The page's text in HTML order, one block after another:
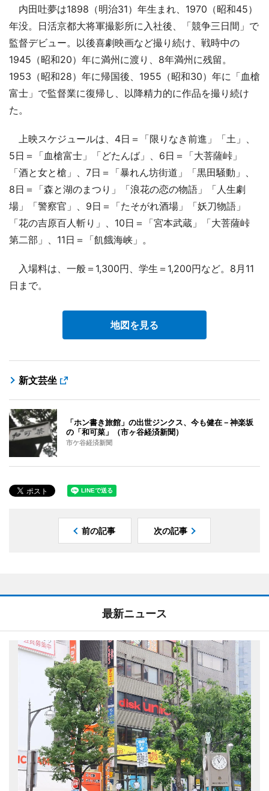
内田吐夢は1898（明治31）年生まれ、1970（昭和45）
年没。日活京都大将軍撮影所に入社後、「競争三日間」で
監督デビュー。以後喜劇映画など撮り続け、戦時中の
1945（昭和20）年に満州に渡り、8年満州に残留。
1953（昭和28）年に帰国後、1955（昭和30）年に「血槍
富士」で監督業に復帰し、以降精力的に作品を撮り続け
た。
上映スケジュールは、4日＝「限りなき前進」「土」、
5日＝「血槍富士」「どたんば」、6日＝「大菩薩峠」
「酒と女と槍」、7日＝「暴れん坊街道」「黒田騒動」、
8日＝「森と湖のまつり」「浪花の恋の物語」「人生劇
場」「警察官」、9日＝「たそがれ酒場」「妖刀物語」
「花の吉原百人斬り」、10日＝「宮本武蔵」「大菩薩峠
第二部」、11日＝「飢餓海峡」。
入場料は、一般＝1,300円、学生＝1,200円など。8月11
日まで。
地図を見る
新文芸坐
「ホン書き旅館」の出世ジンクス、今も健在－神楽坂
の「和可菜」（市ヶ谷経済新聞）
市ケ谷経済新聞
前の記事 次の記事
最新ニュース